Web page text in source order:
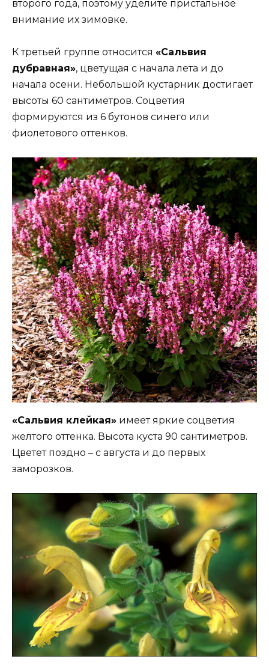
второго года, поэтому уделите пристальное
внимание их зимовке.
К третьей группе относится «Сальвия
дубравная», цветущая с начала лета и до
начала осени. Небольшой кустарник достигает
высоты 60 сантиметров. Соцветия
формируются из 6 бутонов синего или
фиолетового оттенков.
«Сальвия клейкая» имеет яркие соцветия
желтого оттенка. Высота куста 90 сантиметров.
Цветет поздно – с августа и до первых
заморозков.